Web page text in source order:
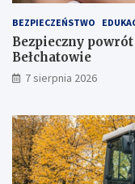
u
ż
,
t
u
ż
BEZPIECZEŃSTWO
Bezpieczny
Bełchatowie
7 sierpnia 2026